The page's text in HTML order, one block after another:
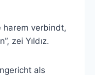
harem verbindt,
zei Yıldız.
als